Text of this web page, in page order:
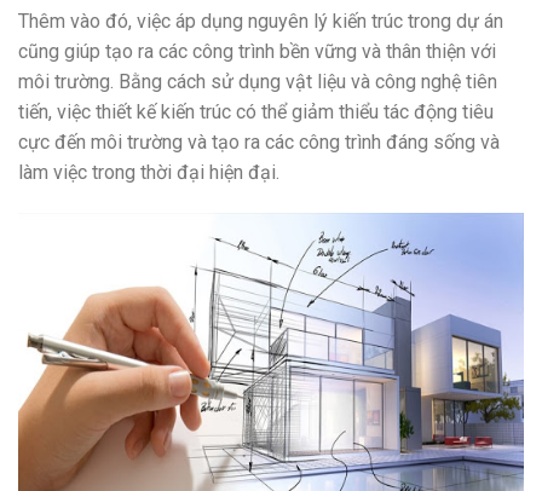
Thêm vào đó, việc áp dụng nguyên lý kiến trúc trong dự án
cũng giúp tạo ra các công trình bền vững và thân thiện với
môi trường. Bằng cách sử dụng vật liệu và công nghệ tiên
tiến, việc thiết kế kiến trúc có thể giảm thiểu tác động tiêu
cực đến môi trường và tạo ra các công trình đáng sống và
làm việc trong thời đại hiện đại.